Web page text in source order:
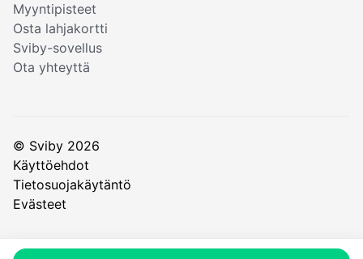
Myyntipisteet
Osta lahjakortti
Sviby-sovellus
Ota yhteyttä
© Sviby 2026
Käyttöehdot
Tietosuojakäytäntö
Evästeet